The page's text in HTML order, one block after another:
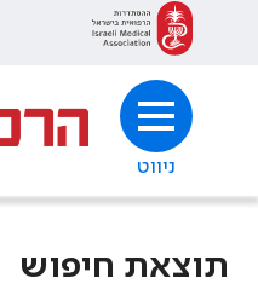
ניווט
תוצאת חיפוש